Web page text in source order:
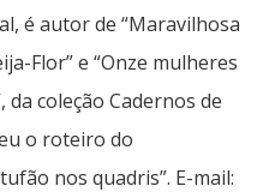
é autor de “Maravilhosa
Flor” e “Onze mulheres
da coleção Cadernos de
o roteiro do
nos quadris”. E-mail: